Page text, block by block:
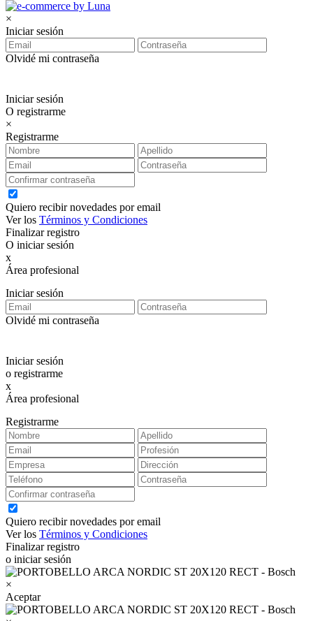
×
Iniciar sesión
Olvidé mi contraseña
Iniciar sesión
O registrarme
×
Registrarme
Quiero recibir novedades por email
Ver los Términos y Condiciones
Finalizar registro
O iniciar sesión
x
Área profesional
Iniciar sesión
Olvidé mi contraseña
Iniciar sesión
o registrarme
x
Área profesional
Registrarme
Quiero recibir novedades por email
Ver los Términos y Condiciones
Finalizar registro
o iniciar sesión
×
Aceptar